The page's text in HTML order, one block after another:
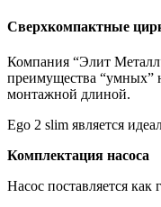
Сверхкомпактные
Компания “Элит
преимущества “умных”
монтажной длиной.
Ego 2 slim является
Комплектация насоса
Насос поставляется